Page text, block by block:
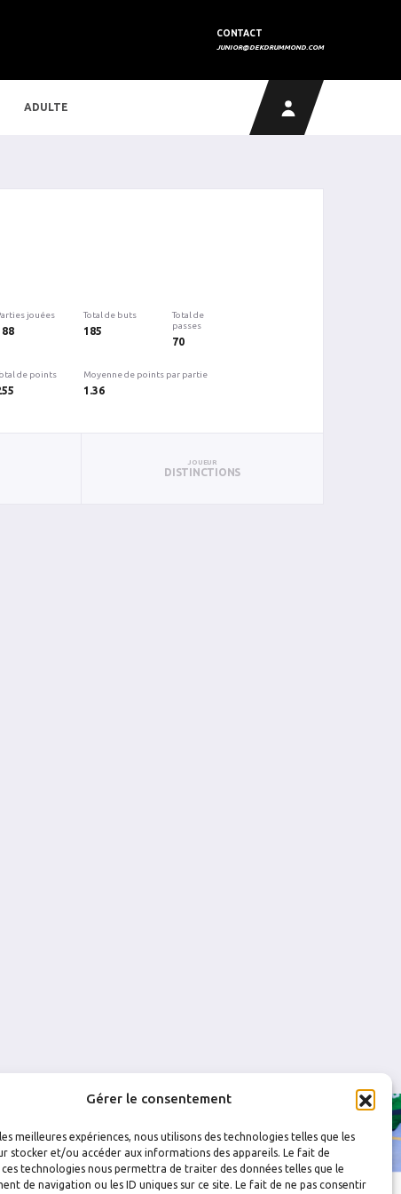
Gérer le consentement
meilleures expériences, nous utilisons des technologies telles que les
stocker et/ou accéder aux informations des appareils. Le fait de
technologies nous permettra de traiter des données telles que le
de navigation ou les ID uniques sur ce site. Le fait de ne pas consentir
CONTACT
JUNIOR@DEKDRUMMOND.COM
ADULTE
jouées Total de buts
185
Total de
passes
70
de points Moyenne de points par partie
1.36
JOUEUR
DISTINCTIONS